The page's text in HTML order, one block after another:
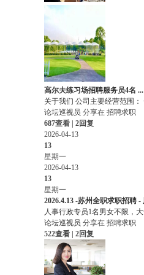
高尔夫练习场招聘服务员4名 ...
关于我们 公司主要经营范围
论坛巡视员 分享在 招聘求职
687查看 | 2回复
2026-04-13
13
星期一
2026-04-13
13
星期一
2026.4.13 -苏州全职求职招聘 -
人事行政专员1名男女不限，
论坛巡视员 分享在 招聘求职
522查看 | 2回复